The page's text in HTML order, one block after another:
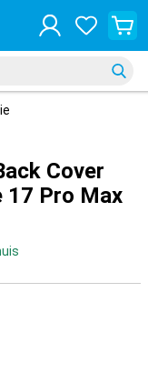
Cover
17 Pro Max